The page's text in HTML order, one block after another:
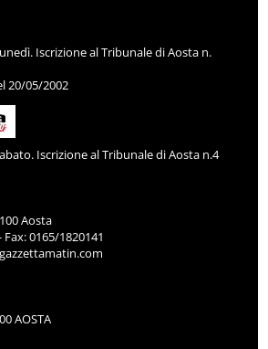
Iscrizione al Tribunale di Aosta n.
20/05/2002
Iscrizione al Tribunale di Aosta n.4
Aosta
0165/1820141
AOSTA